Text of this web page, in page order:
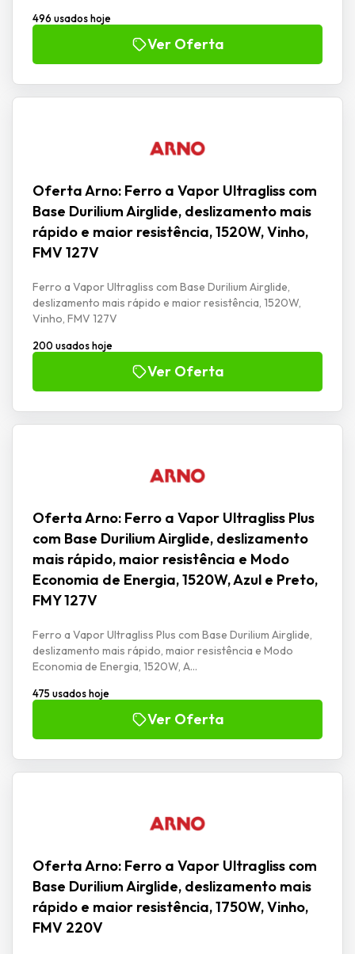
496 usados hoje
Ver Oferta
Oferta Arno: Ferro a Vapor Ultragliss com
Base Durilium Airglide, deslizamento mais
rápido e maior resistência, 1520W, Vinho,
FMV 127V
Ferro a Vapor Ultragliss com Base Durilium Airglide,
deslizamento mais rápido e maior resistência, 1520W,
Vinho, FMV 127V
200 usados hoje
Ver Oferta
Oferta Arno: Ferro a Vapor Ultragliss Plus
com Base Durilium Airglide, deslizamento
mais rápido, maior resistência e Modo
Economia de Energia, 1520W, Azul e Preto,
FMY 127V
Ferro a Vapor Ultragliss Plus com Base Durilium Airglide,
deslizamento mais rápido, maior resistência e Modo
Economia de Energia, 1520W, A...
475 usados hoje
Ver Oferta
Oferta Arno: Ferro a Vapor Ultragliss com
Base Durilium Airglide, deslizamento mais
rápido e maior resistência, 1750W, Vinho,
FMV 220V